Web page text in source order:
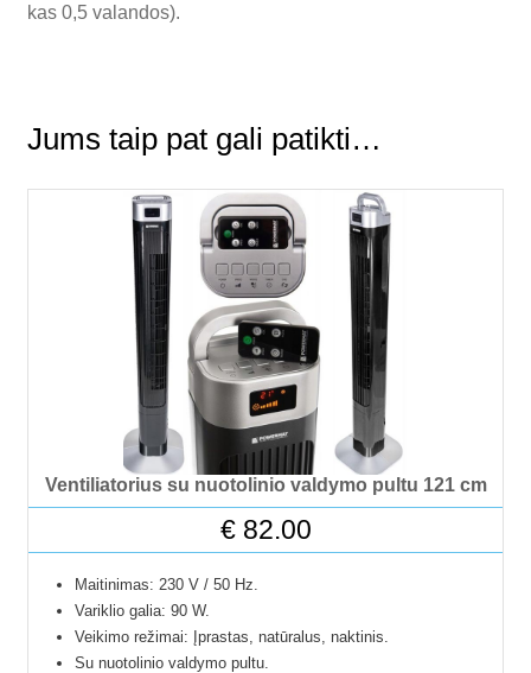
kas 0,5 valandos).
Jums taip pat gali patikti…
Ventiliatorius su nuotolinio valdymo pultu 121 cm
€82.00
Maitinimas: 230 V / 50 Hz.
Variklio galia: 90 W.
Veikimo režimai: Įprastas, natūralus, naktinis.
Su nuotolinio valdymo pultu.